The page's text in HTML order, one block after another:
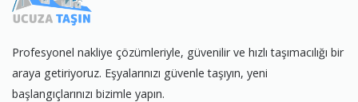
Profesyonel nakliye çözümleriyle, güvenilir ve hızlı taşımacılığı bir
araya getiriyoruz. Eşyalarınızı güvenle taşıyın, yeni
başlangıçlarınızı bizimle yapın.